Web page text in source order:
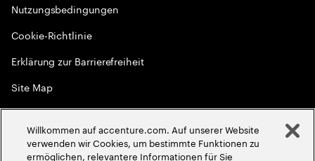
Nutzungsbedingungen
Cookie-Richtlinie
Erklärung zur Barrierefreiheit
Site Map
Globale Meritokratie
2026Accenture. Alle Rechte vorbehalten
Willkommen auf accenture.com. Auf unserer Website
verwenden wir Cookies, um bestimmte Funktionen zu
ermöglichen, relevantere Informationen für Sie